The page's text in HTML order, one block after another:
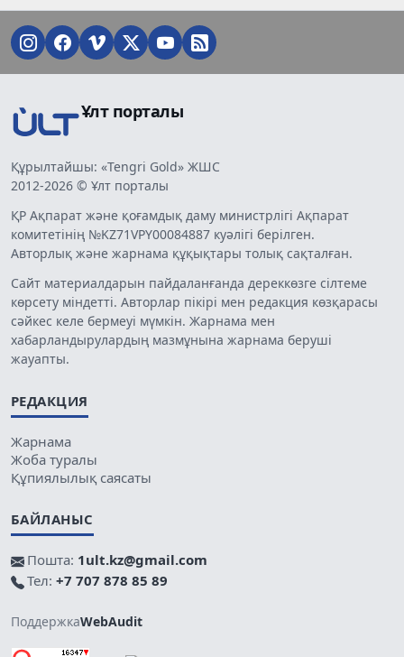
Ұлт порталы
Құрылтайшы: «Tengri Gold» ЖШС
2012-2026 © Ұлт порталы
ҚР Ақпарат және қоғамдық даму министрлігі Ақпарат
комитетінің №KZ71VPY00084887 куәлігі берілген.
Авторлық және жарнама құқықтары толық сақталған.
Сайт материалдарын пайдаланғанда дереккөзге сілтеме
көрсету міндетті. Авторлар пікірі мен редакция көзқарасы
сәйкес келе бермеуі мүмкін. Жарнама мен
хабарландырулардың мазмұнына жарнама беруші
жауапты.
РЕДАКЦИЯ
Жарнама
Жоба туралы
Құпиялылық саясаты
БАЙЛАНЫС
Пошта: 1ult.kz@gmail.com
Тел: +7 707 878 85 89
ПоддержкаWebAudit